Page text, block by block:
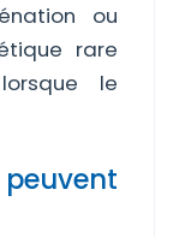
ou
rare
le